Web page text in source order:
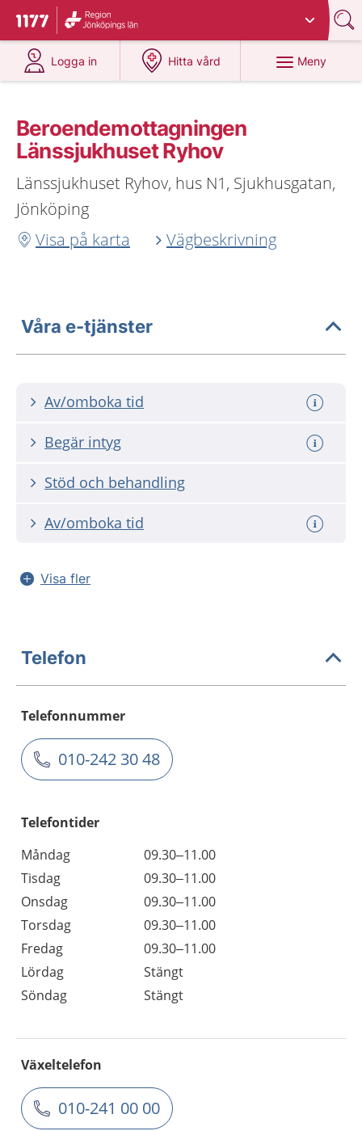
Till startsidan för 1177
Du har valt region
Logga in
på 1177.se
Hitta vård
på 1177.se
Meny
Beroendemottagningen
Länssjukhuset Ryhov
Länssjukhuset Ryhov, hus N1, Sjukhusgatan,
Jönköping
Visa på karta
Vägbeskrivning
Våra e-tjänster
Av/omboka tid
Begär intyg
Stöd och behandling
Av/omboka tid
Visa fler
Telefon
Telefonnummer
010-242 30 48
Telefontider
Måndag
09.30–11.00
Tisdag
09.30–11.00
Onsdag
09.30–11.00
Torsdag
09.30–11.00
Fredag
09.30–11.00
Lördag
Stängt
Söndag
Stängt
Växeltelefon
010-241 00 00